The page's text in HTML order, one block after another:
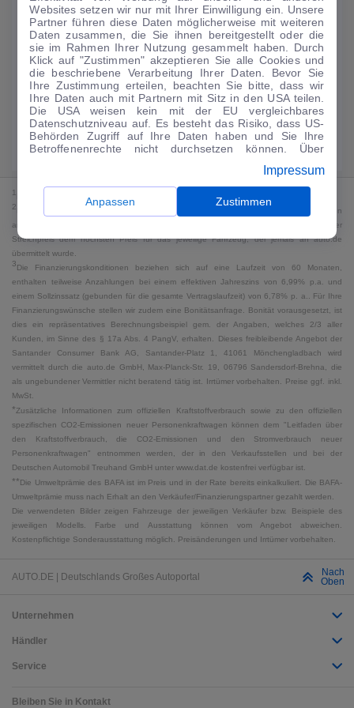
188€/mtl.
Guter Preis4
0 € Anzahlung ·60 Monate ·Finanzierungs-Details
Angebot anfragen Rate anpassen
Kraftstoffverbrauch komb. 18 l/100 km · CO₂-Emissionen komb. 0 g/km ·
CO₂-Klasse G · WLTP*
1
2 Bei dem Streichpreis handelt es sich für Neufahrzeuge und junge Gebrauchte um den
an auto.de übermittelten Listenpreis. Für alle anderen Fahrzeuge entspricht der
Streichpreis dem höchsten Preis für das jeweilige Fahrzeug, der jemals an auto.de
übermittelt wurde.
3Die Finanzierungskonditionen beziehen sich auf eine Laufzeit von 60 Monaten,
enthalten teilweise Anzahlungen bei einem effektiven Jahreszins von 6,99% p.a. und
einem Sollzinssatz (gebunden für die gesamte Vertragslaufzeit) von 6,78% p. a.. Für Ihre
Finanzierungswünsche stellen wir zudem eine Bonitätsanfrage. Bonität vorausgesetzt, ist
dies ein repräsentatives Berechnungsbeispiel gem. der Angaben, welches 2/3 aller
Kunden, im Sinne des § 17a Abs. 4 PangV, erhalten. Dieses freibleibende Angebot der
Santander Consumer Bank AG, Santander-Platz 1, 41061 Mönchengladbach wird
vermittelt durch die auto.de GmbH, Max-Planck-Str. 19, 06796 Sandersdorf-Brehna, die
als ungebundener Vermittler nicht beratend tätig ist. Irrtümer vorbehalten. Preise ggf. inkl.
MwSt.
*Zusätzliche Informationen zum offiziellen Kraftstoffverbrauch sowie zu den offiziellen
spezifischen CO2-Emissionen neuer Personenkraftwagen können dem "Leitfaden über
den Kraftstoffverbrauch, die CO2-Emissionen und den Stromverbrauch neuer
Personenkraftwagen" entnommen werden, der in den Verkaufsstellen und bei der
Deutschen Automobil Treuhand GmbH unter www.dat.de kostenfrei verfügbar ist.
**Die Umweltprämie des BAFA ist im Preis und in der Rate bereits einkalkuliert. Die BAFA-
Umweltprämie muss nach Erhalt an den Verkäufer/Finanzierungspartner gezahlt werden.
Die verwendeten Bilder zeigen Fahrzeuge der jeweiligen Verkäufer bzw. Beispiele des
jeweiligen Modells. Farbe und Ausstattung können vom Angebot abweichen.
Kostenpflichtige Sonderausstattung möglich. Preisänderungen und Irrtümer vorbehalten.
AUTO.DE | Deutschlands Großes Autoportal
Nach
Oben
Unternehmen
Händler
Service
Bleiben Sie in Kontakt
Websites setzen wir nur mit Ihrer Einwilligung ein. Unsere
Partner führen diese Daten möglicherweise mit weiteren
Daten zusammen, die Sie ihnen bereitgestellt oder die
sie im Rahmen Ihrer Nutzung gesammelt haben. Durch
Klick auf "Zustimmen" akzeptieren Sie alle Cookies und
die beschriebene Verarbeitung Ihrer Daten. Bevor Sie
Ihre Zustimmung erteilen, beachten Sie bitte, dass wir
Ihre Daten auch mit Partnern mit Sitz in den USA teilen.
Die USA weisen kein mit der EU vergleichbares
Datenschutzniveau auf. Es besteht das Risiko, dass US-
Behörden Zugriff auf Ihre Daten haben und Sie Ihre
Betroffenenrechte nicht durchsetzen können. Über
anpassen. Dies ist auch später jederzeit im Bereich
Cookie-Richtliniemöglich. Weitere Informationen finden
Sie in unsererDatenschutzerklärung .
Impressum
Anpassen Zustimmen